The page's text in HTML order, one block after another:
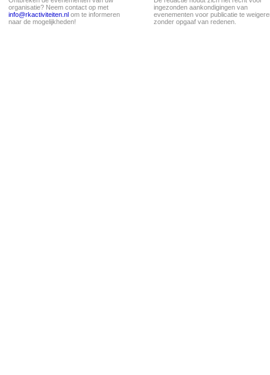
organisatie? Neem contact op met
info@rkactiviteiten.nl om te informeren
naar de mogelijkheden!
ingezonden aankondigingen van
evenementen voor publicatie te
zonder opgaaf van redenen.